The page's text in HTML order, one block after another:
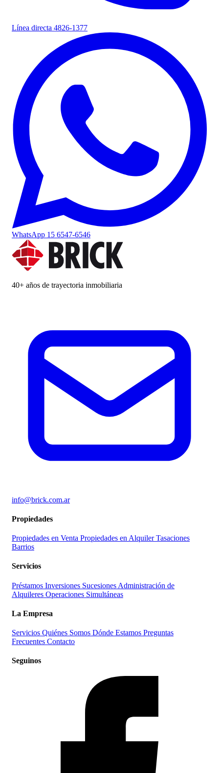
Línea directa 4826-1377
WhatsApp 15 6547-6546
40+ años de trayectoria inmobiliaria
info@brick.com.ar
Propiedades
Propiedades en Venta Propiedades en AlquilerTasaciones
Barrios
Servicios
Préstamos Inversiones Sucesiones Administración de
Alquileres Operaciones Simultáneas
La Empresa
Servicios Quiénes Somos Dónde Estamos Preguntas
Frecuentes Contacto
Seguinos